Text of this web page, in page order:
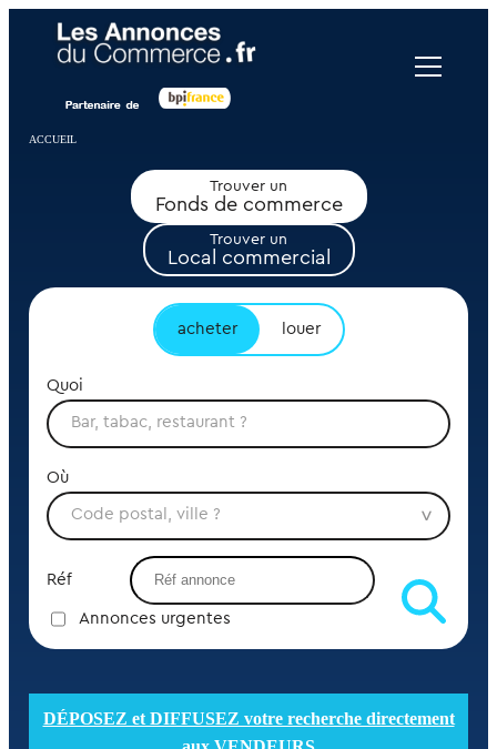
ACCUEIL
Trouver un
Fonds de commerce
Trouver un
Local commercial
acheter louer
Quoi
Où
Réf
Annonces urgentes
DÉPOSEZ et DIFFUSEZ votre recherche directement
Panneau de gestion des cookies